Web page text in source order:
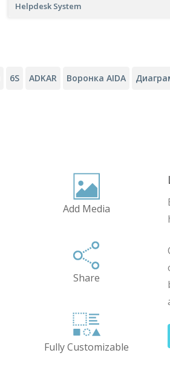
Helpdesk System
6S ADKAR Воронка AIDA
Add Media
Share
Fully Customizable